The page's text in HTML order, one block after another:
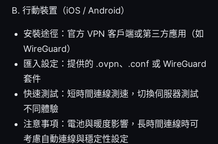
B. 行動裝置（iOS / Android）
安裝途徑：官方 VPN 客戶端或第三方應用（如
WireGuard）
匯入設定：提供的 .ovpn、.conf 或 WireGuard
套件
快速測試：短時間連線測速，切換伺服器測試
不同體驗
注意事項：電池與暖度影響，長時間連線時可
考慮自動連線與穩定性設定